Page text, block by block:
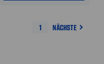
1 NÄCHSTE navigate_next